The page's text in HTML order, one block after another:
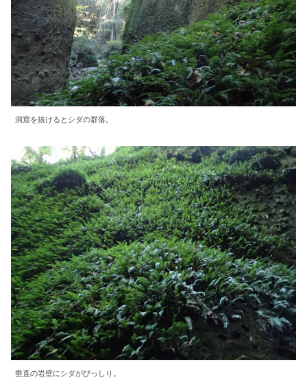
洞窟を抜けるとシダの群落。
垂直の岩壁にシダがびっしり。